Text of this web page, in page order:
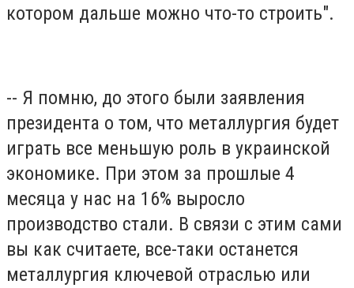
котором дальше можно что-то строить".
-- Я помню, до этого были заявления
президента о том, что металлургия будет
играть все меньшую роль в украинской
экономике. При этом за прошлые 4
месяца у нас на 16% выросло
производство стали. В связи с этим сами
вы как считаете, все-таки останется
металлургия ключевой отраслью или